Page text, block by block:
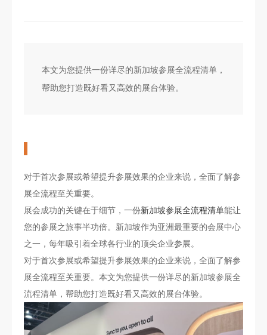
本文为您提供一份详尽的新加坡参展全流程清单，
帮助您打造既好看又高效的展台体验。
对于首次参展或希望提升参展效果的企业来说，全面了解参
展全流程至关重要。
展会成功的关键在于细节，一份新加坡参展全流程清单能让
您的参展之旅事半功倍。新加坡作为亚洲最重要的会展中心
之一，每年吸引着全球各行业的顶尖企业参展。
对于首次参展或希望提升参展效果的企业来说，全面了解参
展全流程至关重要。本文为您提供一份详尽的新加坡参展全
流程清单，帮助您打造既好看又高效的展台体验。